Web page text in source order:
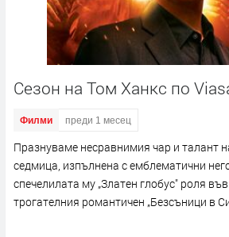
Сезон на Том Ханкс по
Филми преди 1 месец
Празнуваме несравнимия чар и талант
седмица, изпълнена с емблематични
спечелилата му „Златен глобус" роля
трогателния романтичен „Безсъници в